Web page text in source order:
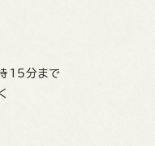
15分まで